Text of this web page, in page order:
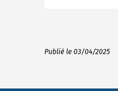
Publié le 03/04/2025